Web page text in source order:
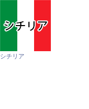
シチリア